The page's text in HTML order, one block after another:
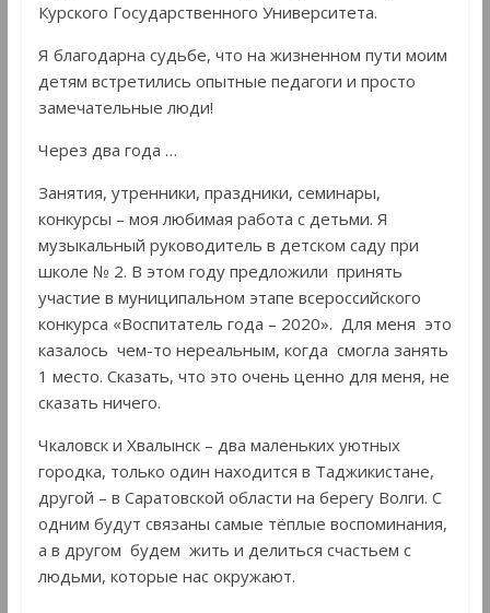
Курского Государственного Университета.
Я благодарна судьбе, что на жизненном пути моим
детям встретились опытные педагоги и просто
замечательные люди!
Через два года …
Занятия, утренники, праздники, семинары,
конкурсы – моя любимая работа с детьми. Я
музыкальный руководитель в детском саду при
школе № 2. В этом году предложили принять
участие в муниципальном этапе всероссийского
конкурса «Воспитатель года – 2020». Для меня это
казалось чем-то нереальным, когда смогла занять
1 место. Сказать, что это очень ценно для меня, не
сказать ничего.
Чкаловск и Хвалынск – два маленьких уютных
городка, только один находится в Таджикистане,
другой – в Саратовской области на берегу Волги. С
одним будут связаны самые тёплые воспоминания,
а в другом будем жить и делиться счастьем с
людьми, которые нас окружают.